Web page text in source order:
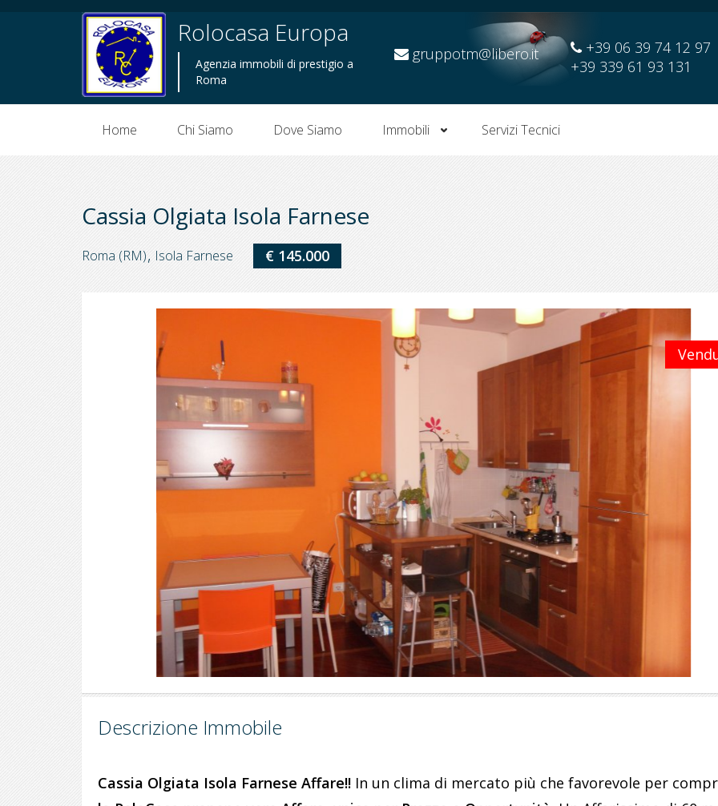
Rolocasa Europa
Agenzia immobili di prestigio a
Roma
gruppotm@libero.it
+39 06 39 74 12 97
+39 339 61 93 131
Home Chi Siamo Dove Siamo Immobili Servizi Tecnici
Cassia Olgiata Isola Farnese
Roma (RM), Isola Farnese € 145.000
Descrizione Immobile
Cassia Olgiata Isola Farnese Affare!! In un clima di mercato più che favorevole per